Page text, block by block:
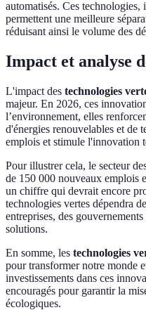
automatisés. Ces
permettent une meilleure
réduisant ainsi le volume des
Impact et analyse
L'impact des technologies
majeur. En 2026, ces
l’environnement, elles
d'énergies renouvelables et de
emplois et stimule l'innovation
Pour illustrer cela, le secteur
de 150 000 nouveaux emplois
un chiffre qui devrait encore
technologies vertes dépendra
entreprises, des
solutions.
En somme, les technologies
pour transformer notre monde
investissements dans ces
encouragés pour garantir la
écologiques.